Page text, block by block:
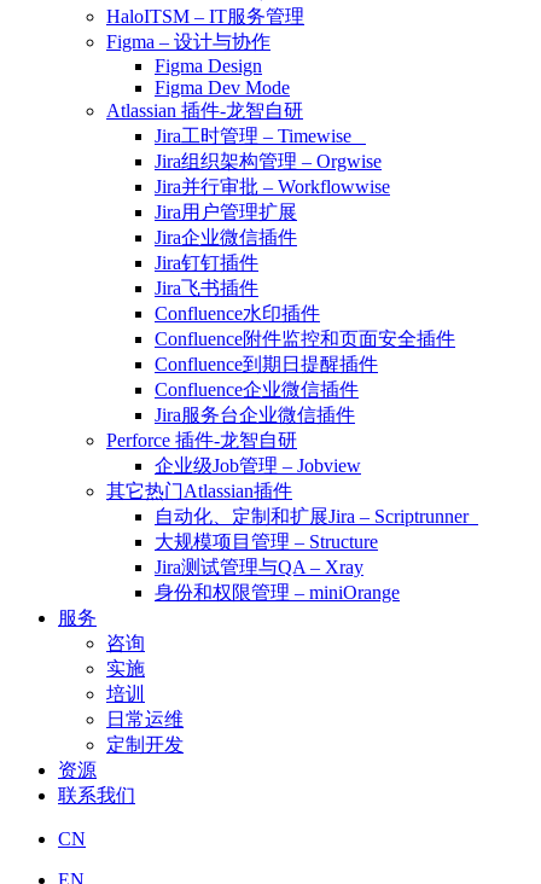
HaloITSM – IT服务管理
Figma – 设计与协作
Figma Design
Figma Dev Mode
Atlassian 插件-龙智自研
Jira工时管理 – Timewise
Jira组织架构管理 – Orgwise
Jira并行审批 – Workflowwise
Jira用户管理扩展
Jira企业微信插件
Jira钉钉插件
Jira飞书插件
Confluence水印插件
Confluence附件监控和页面安全插件
Confluence到期日提醒插件
Confluence企业微信插件
Jira服务台企业微信插件
Perforce 插件-龙智自研
企业级Job管理 – Jobview
其它热门Atlassian插件
自动化、定制和扩展Jira – Scriptrunner
大规模项目管理 – Structure
Jira测试管理与QA – Xray
身份和权限管理 – miniOrange
服务
咨询
实施
培训
日常运维
定制开发
资源
联系我们
CN
EN